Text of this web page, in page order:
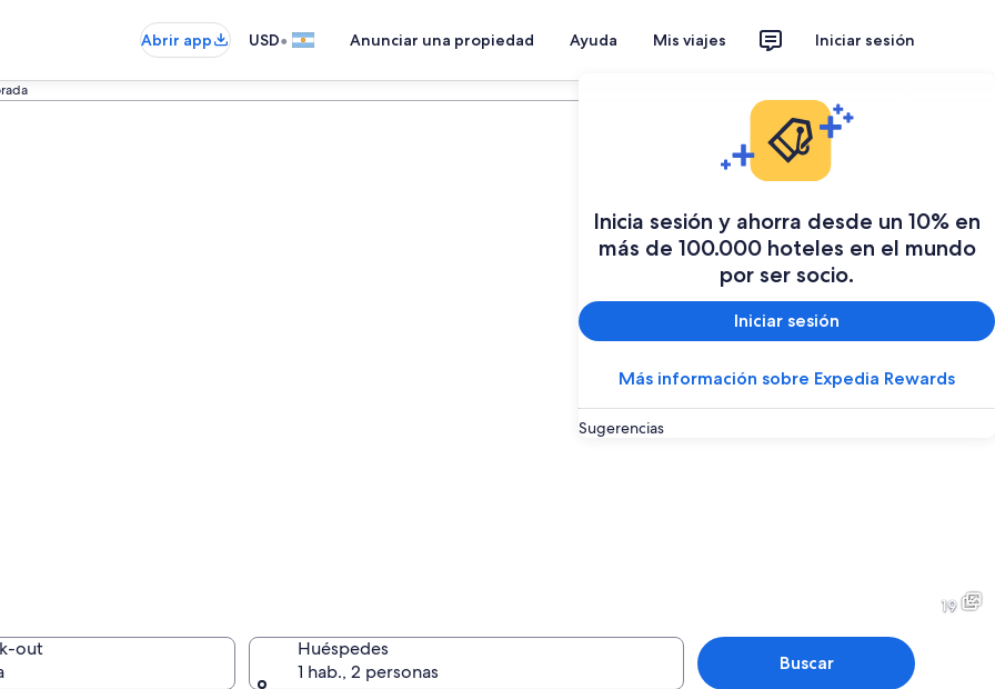
Abrir app USD• Anunciar una propiedad Ayuda Mis viajes Iniciar sesión
Inicia sesión y ahorra desde un 10% en
más de 100.000 hoteles en el mundo
por ser socio.
Iniciar sesión
Más información sobre Expedia Rewards
Sugerencias
19
out
Huéspedes
1 hab., 2 personas
Buscar